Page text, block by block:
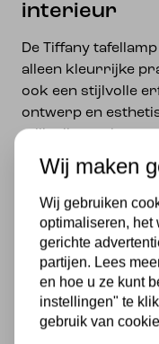
interieur
De Tiffany
alleen kleurrijke
ook een stijlvolle
ontwerp en
stijlvolle en
ambachtelijke kunst.
Specificaties
Merk
Met lichtbron
Wij maken
Wij gebruiken
optimaliseren, het
gerichte
partijen. Lees
en hoe u ze kunt
instellingen" te
gebruik van